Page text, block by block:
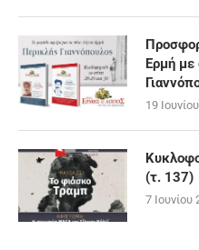
Ερμή με
19
(τ. 137)
7 Ιουνίου